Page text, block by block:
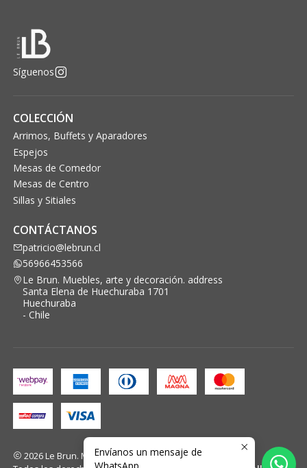
Síguenos
COLECCIÓN
Arrimos, Buffets y Aparadores
Espejos
Mesas de Comedor
Mesas de Centro
Sillas y Sitiales
CONTÁCTANOS
patricio@lebrun.cl
56966453566
Le Brun. Muebles, arte y decoración. address
Santa Elena de Huechuraba 1701
Huechuraba
- Chile
2026 Le Brun. Muebles, arte y decoración..
Envíanos un mensaje de